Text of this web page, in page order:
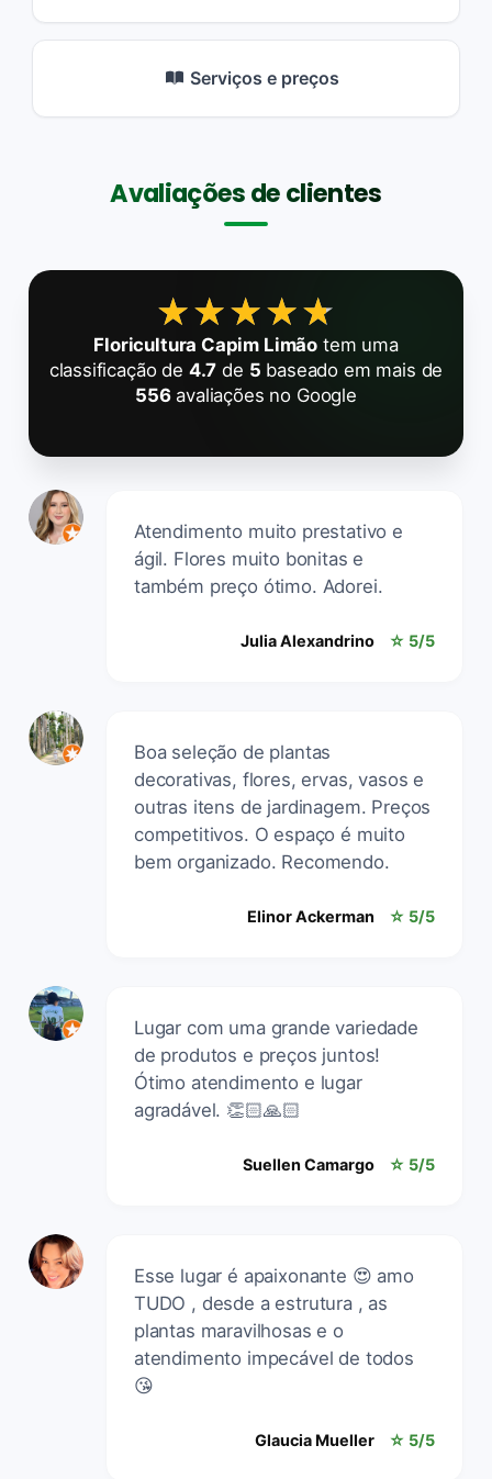
Serviços e preços
Avaliações de clientes
★★★★★
★★★★★
Floricultura Capim Limão tem uma
classificação de 4.7 de 5 baseado em mais de
556avaliações no Google
Atendimento muito prestativo e
ágil. Flores muito bonitas e
também preço ótimo. Adorei.
Julia Alexandrino ☆ 5/5
Boa seleção de plantas
decorativas, flores, ervas, vasos e
outras itens de jardinagem. Preços
competitivos. O espaço é muito
bem organizado. Recomendo.
Elinor Ackerman ☆ 5/5
Lugar com uma grande variedade
de produtos e preços juntos!
Ótimo atendimento e lugar
agradável. 👏🏻🙏🏻
Suellen Camargo ☆ 5/5
Esse lugar é apaixonante 😍 amo
TUDO , desde a estrutura , as
plantas maravilhosas e o
atendimento impecável de todos
😘
Glaucia Mueller ☆ 5/5